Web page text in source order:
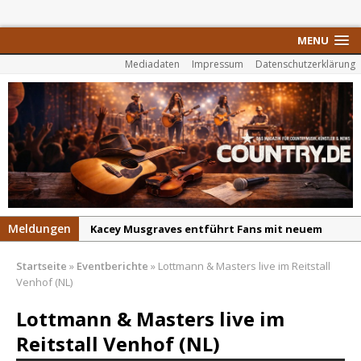
MENU
Mediadaten Impressum Datenschutzerklärung
Meldungen
Kacey Musgraves entführt Fans mit neuem
Carter Faith mit brandneuem Musikvideo zu
Son Volt – „Sound Signal Serenades“ erscheint
am 28. August
Startseite » Eventberichte » Lottmann & Masters live im Reitstall
Venhof (NL)
Lottmann & Masters live im
Reitstall Venhof (NL)